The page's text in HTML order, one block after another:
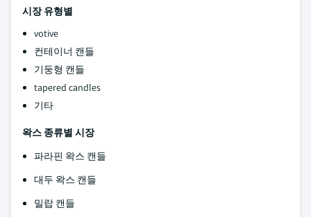
시장 유형별
votive
컨테이너 캔들
기둥형 캔들
tapered candles
기타
왁스 종류별 시장
파라핀 왁스 캔들
대두 왁스 캔들
밀랍 캔들